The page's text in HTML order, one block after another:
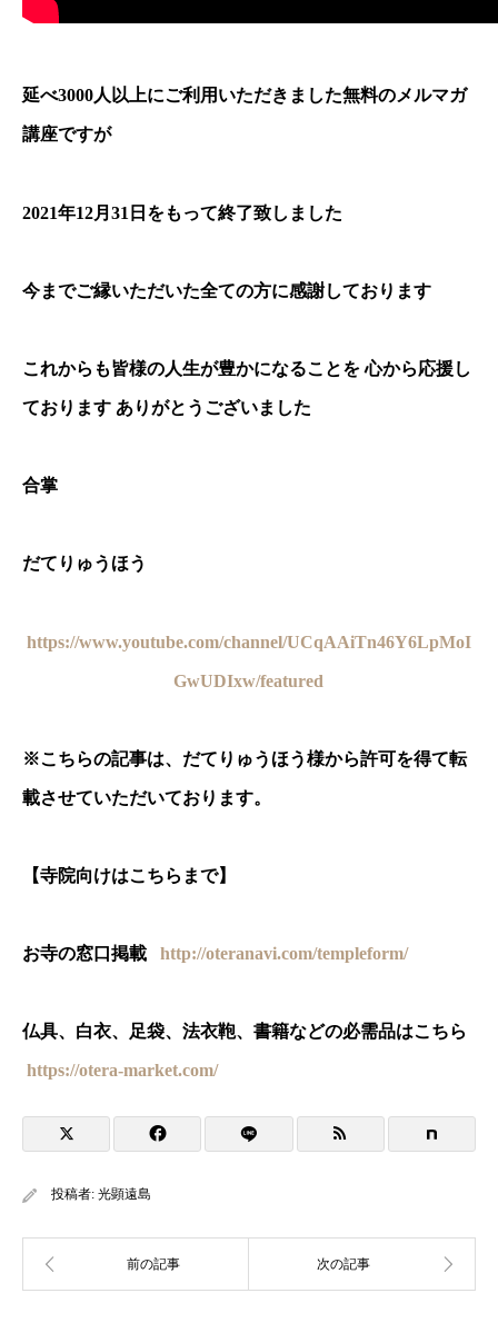
延べ3000人以上にご利用いただきました無料のメルマガ
講座ですが
2021年12月31日をもって終了致しました
今までご縁いただいた全ての方に感謝しております
これからも皆様の人生が豊かになることを 心から応援し
ております ありがとうございました
合掌
だてりゅうほう
https://www.youtube.com/channel/UCqAAiTn46Y6LpMoI
GwUDIxw/featured
※こちらの記事は、だてりゅうほう様から許可を得て転
載させていただいております。
【寺院向けはこちらまで】
お寺の窓口掲載 http://oteranavi.com/templeform/
仏具、白衣、足袋、法衣鞄、書籍などの必需品はこちら
https://otera-market.com/
投稿者: 光顕遠島